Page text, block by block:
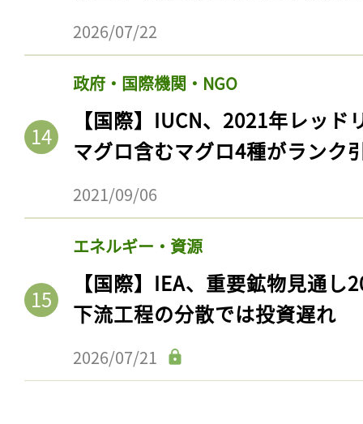
2026/07/22
政府・国際機関・NGO
【国際】IUCN、2021年レッ
マグロ含むマグロ4種がランク
2021/09/06
エネルギー・資源
【国際】IEA、重要鉱物見通
下流工程の分散では投資遅れ
2026/07/21